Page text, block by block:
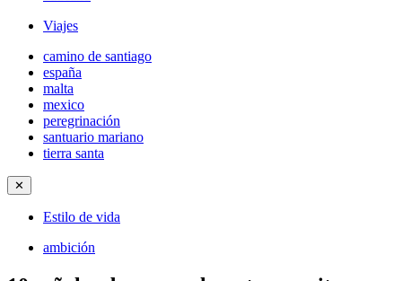
Viajes
camino de santiago
españa
malta
mexico
peregrinación
santuario mariano
tierra santa
✕
Estilo de vida
ambición